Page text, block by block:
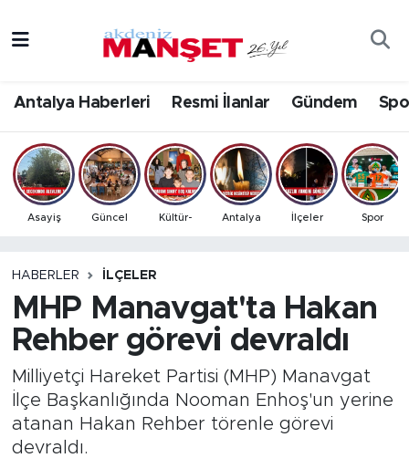
Antalya Haberleri Resmi İlanlar Gündem
Asayiş Güncel Kültür- Antalya İlçeler Spor
HABERLER İLÇELER
MHP Manavgat'ta Hakan
Rehber görevi devraldı
Milliyetçi Hareket Partisi (MHP) Manavgat
İlçe Başkanlığında Nooman Enhoş'un yerine
atanan Hakan Rehber törenle görevi
devraldı.
Bilim & Teknoloji
Eğitim
Ekonomi
Gündem
İlçeler
Kültür- Sanat
Magazin
Antalya Hava Durumu
Antalya Namaz Vakitleri
Antalya Trafik Yoğunluk Haritası
Tüm Manşetler
Son Dakika Haberleri
Haber Arşivi